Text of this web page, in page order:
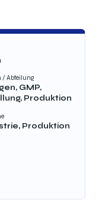
/ Abteilung
GMP,
Produktion
Produktion